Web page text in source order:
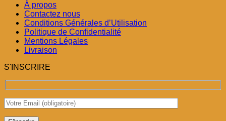
À propos
Contactez nous
Conditions Générales d’Utilisation
Politique de Confidentialité
Mentions Légales
Livraison
S'INSCRIRE